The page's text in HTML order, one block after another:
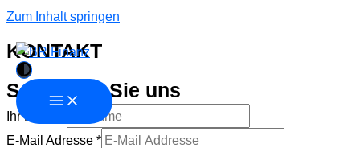
Zum Inhalt springen
KONTAKT
Schreiben Sie uns
Ihr Name
E-Mail Adresse *